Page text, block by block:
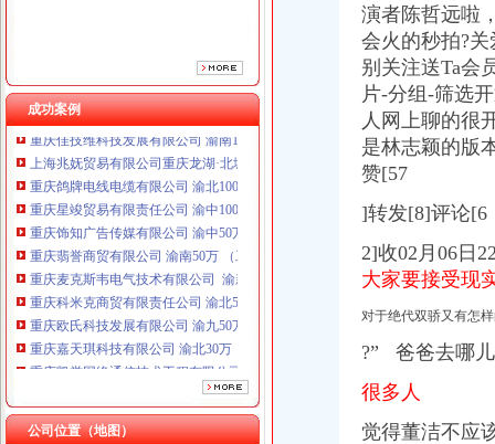
成功案例
重庆嘉天琪科技有限公司 渝北30万 （工商注册）
重庆凯誉网络通信技术工程有限公司 渝中300万 （工商变更）
重庆佳技维科技发展有限公司 渝南100万 （进出口权）
上海兆妩贸易有限公司重庆龙湖·北城天街分公司 （工商注册）
重庆鸽牌电线电缆有限公司 渝北10010万 (进出口权)
重庆星竣贸易有限责任公司 渝中100万 （进出口权）
重庆饰知广告传媒有限公司 渝中50万 （工商注册）
重庆翡誉商贸有限公司 渝南50万 （工商注册）
重庆麦克斯韦电气技术有限公司 渝新 （工商注册）
重庆科米克商贸有限责任公司 渝北50万 （工商注册）
重庆欧氏科技发展有限公司 渝九50万 （进出口权）
重庆嘉天琪科技有限公司 渝北30万 （工商注册）
重庆凯誉网络通信技术工程有限公司 渝中300万 （工商变更）
重庆佳技维科技发展有限公司 渝南100万 （进出口权）
上海兆妩贸易有限公司重庆龙湖·北城天街分公司 （工商注册）
公司位置（地图）
演者陈哲远啦
会火的秒拍?
别关注送Ta会
片-分组-筛选
人网上聊的很
是林志颖的版
赞[57
]转发[8]评论[6
2]收02月06日
大家要接受现
对于绝代双骄又有怎
?” 爸爸去哪
很多人
觉得董洁不应